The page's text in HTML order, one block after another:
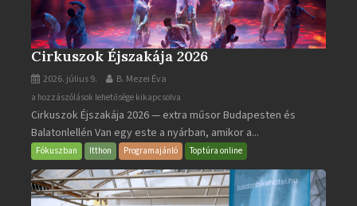
Cirkuszok Éjszakája 2026
2026. július 9. B. Mezei Éva
Cirkuszok
Éjszakája
2026
bejegyzéshez
a hozzászólások lehetősége kikapcsolva
Cirkuszok Éjszakája 2026 — extra műsor Budapesten és
Balatonlellén Van egy este a nyárban, amikor a...
Fókuszban Itthon Programajánló Toptúra online